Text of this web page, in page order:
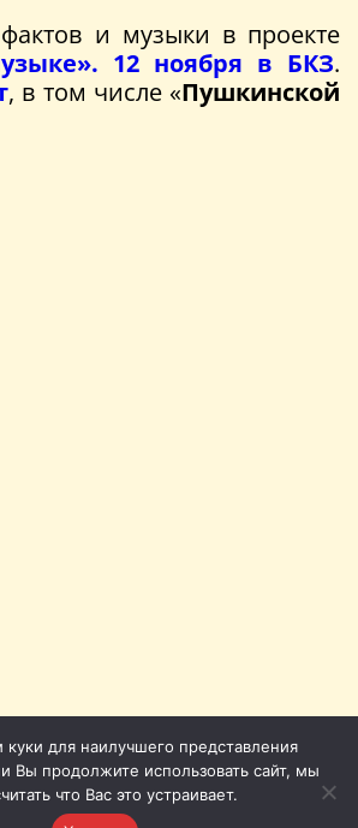
и музыки в проекте
12 ноября в БКЗ.
, в том числе «Пушкинской
для наилучшего представления
Вы продолжите использовать сайт, мы
что Вас это устраивает.